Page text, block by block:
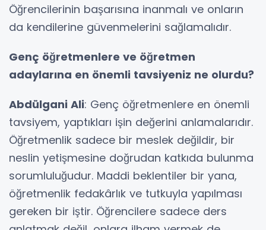
Öğrencilerinin başarısına inanmalı ve onların
da kendilerine güvenmelerini sağlamalıdır.
Genç öğretmenlere ve öğretmen
adaylarına en önemli tavsiyeniz ne olurdu?
Abdülgani Ali: Genç öğretmenlere en önemli
tavsiyem, yaptıkları işin değerini anlamalarıdır.
Öğretmenlik sadece bir meslek değildir, bir
neslin yetişmesine doğrudan katkıda bulunma
sorumluluğudur. Maddi beklentiler bir yana,
öğretmenlik fedakârlık ve tutkuyla yapılması
gereken bir iştir. Öğrencilere sadece ders